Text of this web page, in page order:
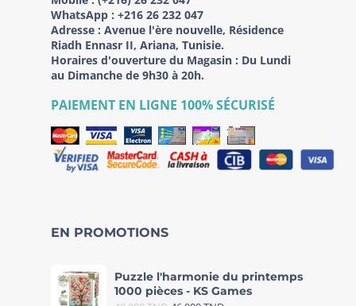
WhatsApp : +216 26 232 047
Adresse : Avenue l'ère nouvelle, Résidence
Riadh Ennasr II, Ariana, Tunisie.
Horaires d'ouverture du Magasin : Du Lundi
au Dimanche de 9h30 à 20h.
PAIEMENT EN LIGNE 100% SÉCURISÉ
EN PROMOTIONS
Puzzle l'harmonie du printemps
1000 pièces - KS Games